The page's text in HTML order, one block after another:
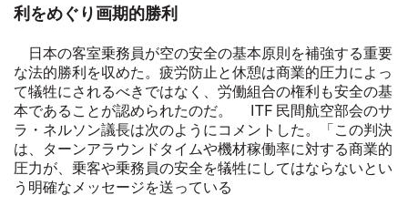
利をめぐり画期的勝利
日本の客室乗務員が空の安全の基本原則を補強する重要
な法的勝利を収めた。疲労防止と休憩は商業的圧力によっ
て犠牲にされるべきではなく、労働組合の権利も安全の基
本であることが認められたのだ。 ITF 民間航空部会のサ
ラ・ネルソン議長は次のようにコメントした。「この判決
は、ターンアラウンドタイムや機材稼働率に対する商業的
圧力が、乗客や乗務員の安全を犠牲にしてはならないとい
う明確なメッセージを送っている